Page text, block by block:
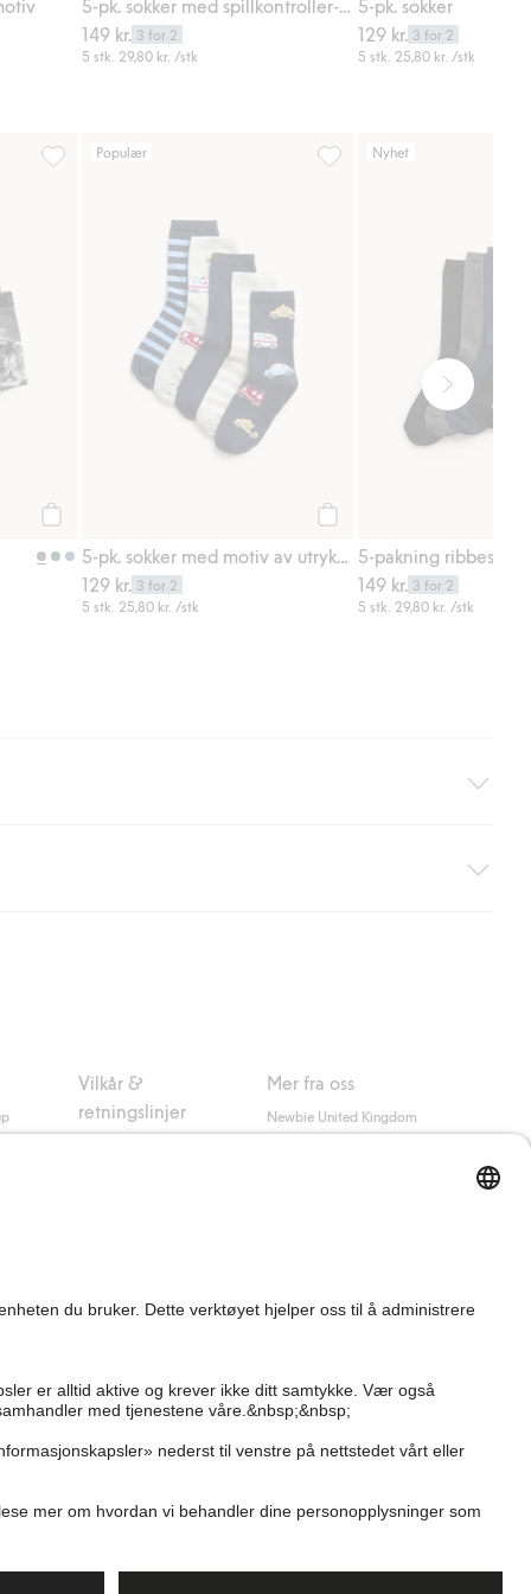
5-pk. sokker med spillkontroller-motiv
149 kr. 3 for 2
5 stk. 29,80 kr. /stk
5-pk. sokker
129 kr. 3 for 2
5 stk. 25,80 kr. /stk
Populær
5-pk. sokker med motiv av utrykningskjøretøy
129 kr. 3 for 2
5 stk. 25,80 kr. /stk
Nyhet
5-pakning
149 kr. 3 for 2
5 stk. 29,80 kr. /stk
med Helthjem. Fraktkostnaden fjernes automatisk
Vilkår &
retningslinjer
Mer fra oss
Newbie United Kingdom